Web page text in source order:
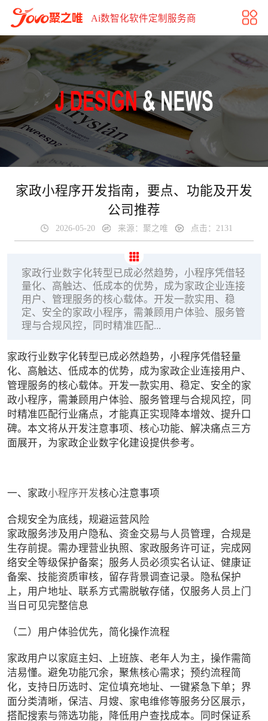
家政小程序开发指南，要点、功能及开发公司推荐
Ai数智化软件定制服务商
家政小程序开发指南，要点、功能及开发
公司推荐
2026-05-20 来源：聚之唯 点击：2131
家政行业数字化转型已成必然趋势，小程序凭借轻
量化、高触达、低成本的优势，成为家政企业连接
用户、管理服务的核心载体。开发一款实用、稳
定、安全的家政小程序，需兼顾用户体验、服务管
理与合规风控，同时精准匹配...
家政行业数字化转型已成必然趋势，小程序凭借轻量
化、高触达、低成本的优势，成为家政企业连接用户、
管理服务的核心载体。开发一款实用、稳定、安全的家
政小程序，需兼顾用户体验、服务管理与合规风控，同
时精准匹配行业痛点，才能真正实现降本增效、提升口
碑。本文将从开发注意事项、核心功能、解决痛点三方
面展开，为家政企业数字化建设提供参考。
一、家政小程序开发核心注意事项
合规安全为底线，规避运营风险
家政服务涉及用户隐私、资金交易与人员管理，合规是
生存前提。需办理营业执照、家政服务许可证，完成网
络安全等级保护备案；服务人员必须实名认证、健康证
备案、技能资质审核，留存背景调查记录。隐私保护
上，用户地址、联系方式需脱敏存储，仅服务人员上门
当日可见完整信息
（二）用户体验优先，简化操作流程
家政用户以家庭主妇、上班族、老年人为主，操作需简
洁易懂。避免功能冗余，聚焦核心需求；预约流程简
化，支持日历选时、定位填充地址、一键紧急下单；界
面分类清晰，保洁、月嫂、家电维修等服务分区展示，
搭配搜索与筛选功能，降低用户查找成本。同时保证系